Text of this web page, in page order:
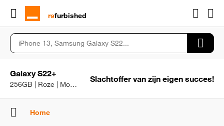
rɘfurbished
Galaxy S22+
256GB | Roze | Mono sim | Redelijk goede staat
Slachtoffer van zijn eigen succes!
Home